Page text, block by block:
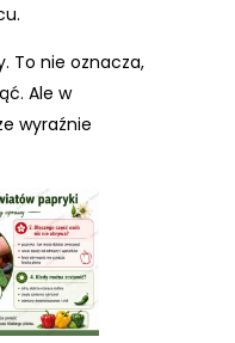
To nie oznacza,
Ale w
wyraźnie